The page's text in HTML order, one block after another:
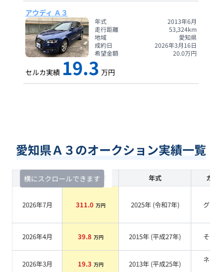
アウディ Ａ３
年式
2013年6月
走行距離
53,324km
地域
愛知県
成約日
2026年3月16日
希望金額
20.0万円
セルカ実績 19.3 万円
愛知県Ａ３のオークション実績一覧
横にスクロールできます
査定時期 セルカ実績 年式 カラ
2026年7月 311.0 万円 2025年 (令和7年) グレー
2026年4月 39.8 万円 2015年 (平成27年) その他
2026年3月 19.3 万円 2013年 (平成25年)
ネイ